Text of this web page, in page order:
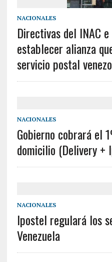
NACIONALES
Directivas del INAC
establecer alianza
servicio postal
NACIONALES
Gobierno cobrará el
domicilio (Delivery +
NACIONALES
Ipostel regulará los
Venezuela